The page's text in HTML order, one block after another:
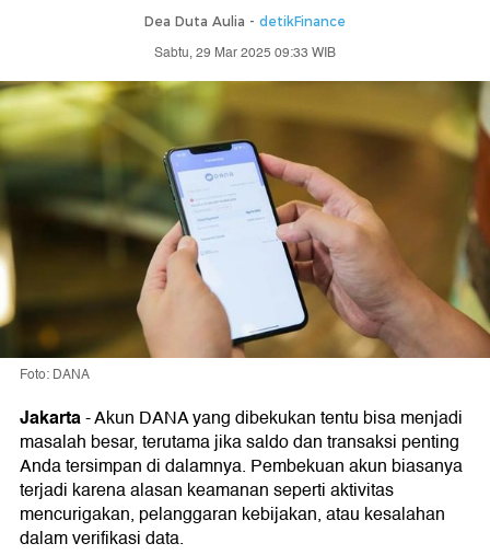
Dea Duta Aulia - detikFinance
Sabtu, 29 Mar 2025 09:33 WIB
Foto: DANA
Jakarta-Akun DANA yang dibekukan tentu bisa menjadi
masalah besar, terutama jika saldo dan transaksi penting
Anda tersimpan di dalamnya. Pembekuan akun biasanya
terjadi karena alasan keamanan seperti aktivitas
mencurigakan, pelanggaran kebijakan, atau kesalahan
dalam verifikasi data.